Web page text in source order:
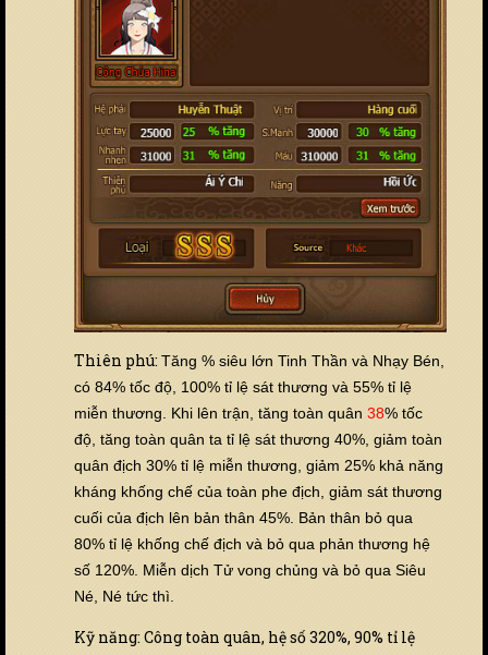
Thiên phú: Tăng % siêu lớn Tinh Thần và Nhạy Bén,
có 84% tốc độ, 100% tỉ lệ sát thương và 55% tỉ lệ
miễn thương. Khi lên trận, tăng toàn quân 38% tốc
độ, tăng toàn quân ta tỉ lệ sát thương 40%, giảm toàn
quân địch 30% tỉ lệ miễn thương, giảm 25% khả năng
kháng khống chế của toàn phe địch, giảm sát thương
cuối của địch lên bản thân 45%. Bản thân bỏ qua
80% tỉ lệ khống chế địch và bỏ qua phản thương hệ
số 120%. Miễn dịch Tử vong chủng và bỏ qua Siêu
Né, Né tức thì.
Kỹ năng: Công toàn quân, hệ số 320%, 90% tỉ lệ